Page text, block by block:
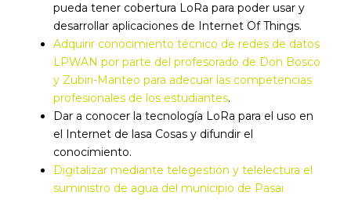
pueda tener cobertura LoRa para poder usar y
desarrollar aplicaciones de Internet Of Things.
Adquirir conocimiento técnico de redes de datos
LPWAN por parte del profesorado de Don Bosco
y Zubiri-Manteo para adecuar las competencias
profesionales de los estudiantes.
Dar a conocer la tecnología LoRa para el uso en
el Internet de lasa Cosas y difundir el
conocimiento.
Digitalizar mediante telegestión y telelectura el
suministro de agua del municipio de Pasai